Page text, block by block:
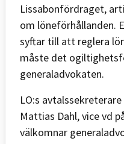
Lissabonfördraget,
om löneförhållanden.
syftar till att reglera
måste det
generaladvokaten.
LO:s
Mattias Dahl, vice vd
välkomnar